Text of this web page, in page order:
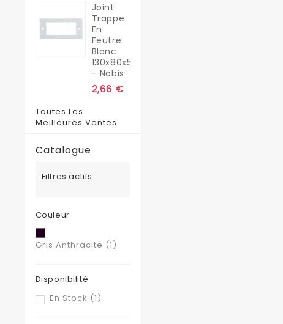
Joint
Trappe
En
Feutre
Blanc
130x80x5
- Nobis
2,66 €
Toutes Les
Meilleures Ventes
Catalogue
Filtres actifs :
Couleur
Gris Anthracite (1)
Disponibilité
En Stock (1)